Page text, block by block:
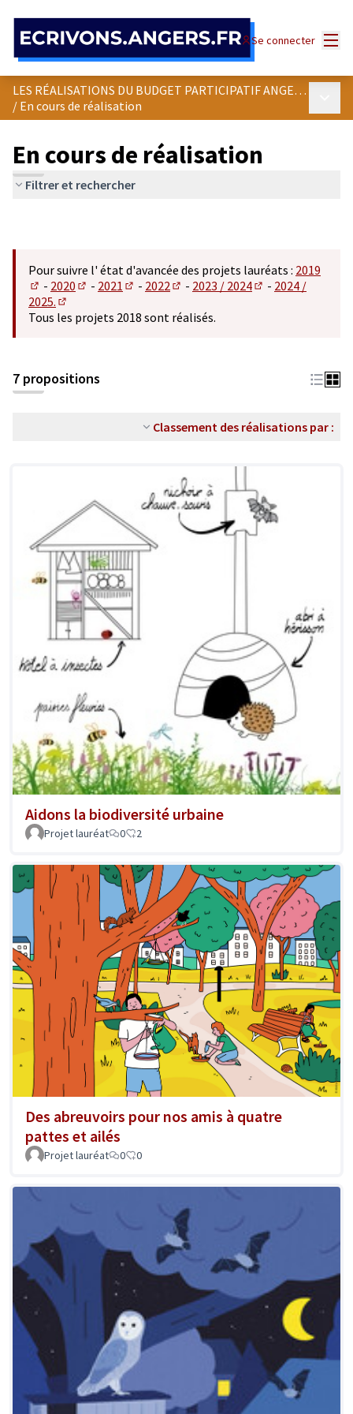
Se connecter
LES RÉALISATIONS DU BUDGET PARTICIPATIF ANGEVIN
/ En cours de réalisation
En cours de réalisation
Filtrer et rechercher
Pour suivre l' état d'avancée des projets lauréats : 2019
(S'ouvre dans un nouvel onglet)
- 2020
(S'ouvre dans un nouvel onglet)
- 2021
(S'ouvre dans un nouvel onglet)
- 2022
(S'ouvre dans un nouvel onglet)
- 2023 / 2024
(S'ouvre dans un
- 2024 /
2025.
(S'ouvre dans un nouvel onglet)
Tous les projets 2018 sont réalisés.
7 propositions
Classement des réalisations par :
Aidons la biodiversité urbaine
Projet lauréat 0 2
Des abreuvoirs pour nos amis à quatre
pattes et ailés
Projet lauréat 0 0